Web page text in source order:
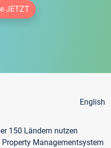
JETZT
English
150 Ländern nutzen
Managementsystem